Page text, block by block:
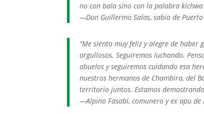
no con bala sino con la palabra kichwa
—Don Guillermo Salas, sabio de Puerto
“Me siento muy feliz y alegre de haber
orgullosos. Seguiremos luchando.
abuelos y seguiremos cuidando esa
nuestros hermanos de Chambira, del
territorio juntos. Estamos demostrando
—Alpino Fasabi, comunero y ex apu de